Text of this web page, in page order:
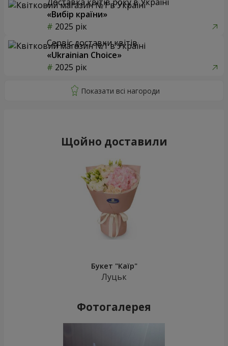
«Вибір країни»
2025 рік
Сервіс доставки квітів
«Ukrainian Choice»
2025 рік
Щойно доставили
Букет "Каїр"
Луцьк
Фотогалерея